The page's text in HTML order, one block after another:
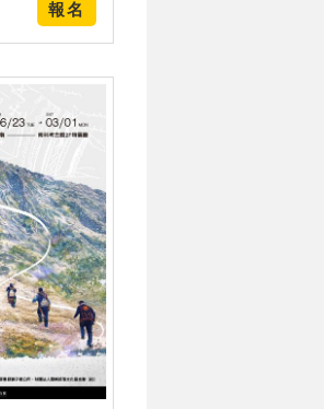
報名